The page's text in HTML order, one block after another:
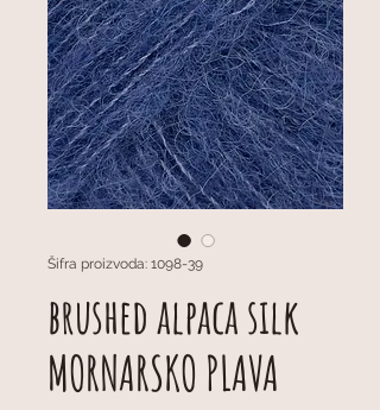
Šifra proizvoda: 1098-39
brushed alpaca silk
MORNARSKO PLAVA